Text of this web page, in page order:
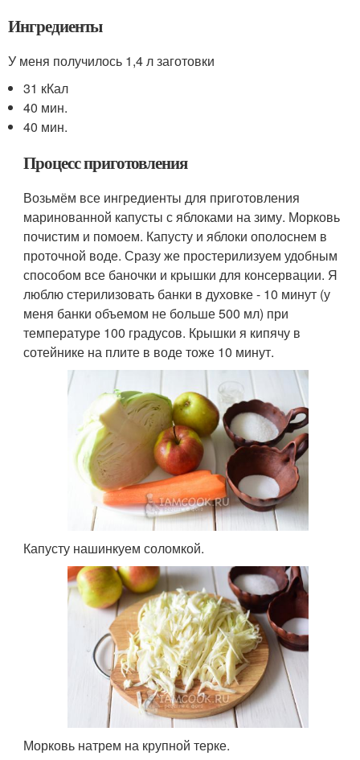
Ингредиенты
У меня получилось 1,4 л заготовки
31 кКал
40 мин.
40 мин.
Процесс приготовления
Возьмём все ингредиенты для приготовления
маринованной капусты с яблоками на зиму. Морковь
почистим и помоем. Капусту и яблоки ополоснем в
проточной воде. Сразу же простерилизуем удобным
способом все баночки и крышки для консервации. Я
люблю стерилизовать банки в духовке - 10 минут (у
меня банки объемом не больше 500 мл) при
температуре 100 градусов. Крышки я кипячу в
сотейнике на плите в воде тоже 10 минут.
Капусту нашинкуем соломкой.
Морковь натрем на крупной терке.